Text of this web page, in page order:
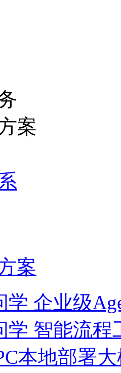
案
案
学 企业级
学 智能流程
本地部署